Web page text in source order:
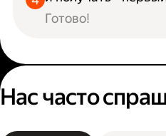
Готово!
Нас часто